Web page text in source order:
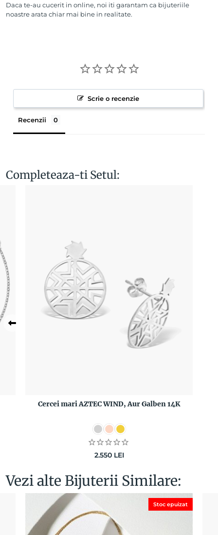
Daca te-au cucerit in online, noi iti garantam ca bijuteriile
noastre arata chiar mai bine in realitate.
Scrie o recenzie
Recenzii
Completeaza-ti Setul:
Cercei mari AZTEC WIND, Aur Galben 14K
2.550 LEI
Vezi alte Bijuterii Similare:
Stoc epuizat